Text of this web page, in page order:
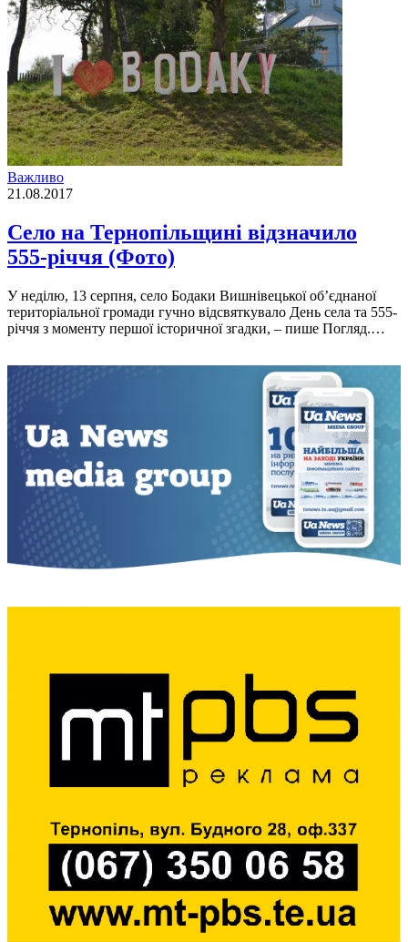
Важливо
21.08.2017
Село на Тернопільщині відзначило
555-річчя (Фото)
У неділю, 13 серпня, село Бодаки Вишнівецької об’єднаної
територіальної громади гучно відсвяткувало День села та 555-
річчя з моменту першої історичної згадки, – пише Погляд.…